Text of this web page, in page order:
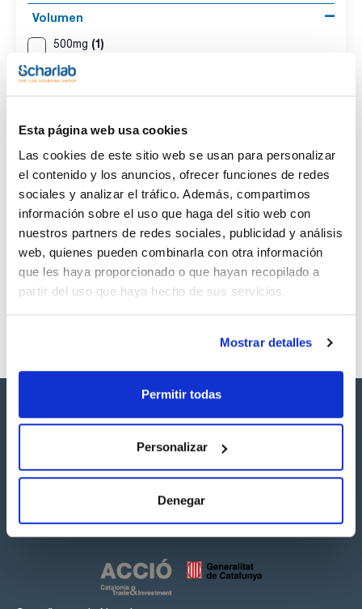
Esta página web usa cookies
Las cookies de este sitio web se usan para personalizar
el contenido y los anuncios, ofrecer funciones de redes
sociales y analizar el tráfico. Además, compartimos
información sobre el uso que haga del sitio web con
nuestros partners de redes sociales, publicidad y análisis
web, quienes pueden combinarla con otra información
que les haya proporcionado o que hayan recopilado a
partir del uso que haya hecho de sus servicios.
Mostrar detalles
Permitir todas
Personalizar
Denegar
Volumen
500mg (1)
Envase
VIAL
Volumen
500mg
CAS
[97-00-7]
Referencia
SB437500MG
x500mg
Comprar
Disponibilidad
Ver stock
Síguenos: